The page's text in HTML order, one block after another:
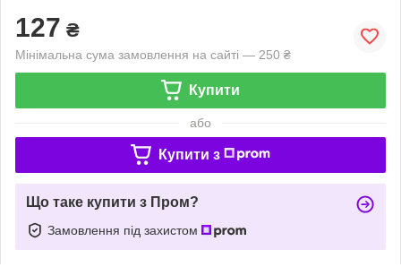
127 ₴
Мінімальна сума замовлення на сайті — 250 ₴
Купити
або
Купити з
Що таке купити з Пром?
Замовлення під захистом